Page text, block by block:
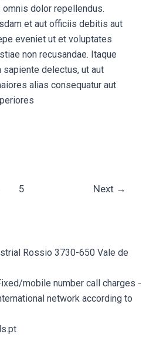
dolor repellendus.
et aut officiis debitis aut
eveniet ut et voluptates
non recusandae. Itaque
sapiente delectus, ut aut
alias consequatur aut
5 Next →
Rossio 3730-650 Vale de
mobile number call charges -
network according to